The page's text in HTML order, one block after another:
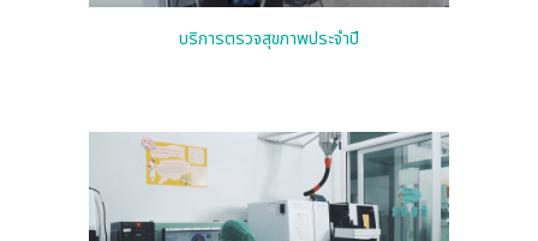
บริการตรวจสุขภาพประจำปี